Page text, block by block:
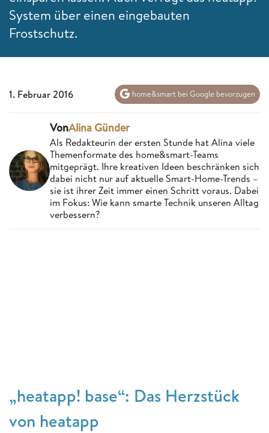
System über einen eingebauten
Frostschutz.
1. Februar 2016 home&smart bei Google bevorzugen
VonAlina Günder
Als Redakteurin der ersten Stunde hat Alina viele
Themenformate des home&smart-Teams
mitgeprägt. Ihre kreativen Ideen beschränken sich
dabei nicht nur auf aktuelle Smart-Home-Trends –
sie ist ihrer Zeit immer einen Schritt voraus. Dabei
im Fokus: Wie kann smarte Technik unseren Alltag
verbessern?
„heatapp! base“: Das Herzstück
von heatapp